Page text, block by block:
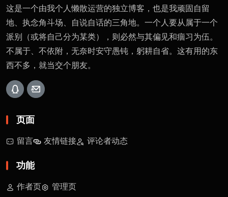
这是一个由我个人懒散运营的独立博客，也是我顽固自留
地、执念角斗场、自说自话的三角地。一个人要从属于一个
派别（或将自己分为某类），则必然与其偏见和痼习为伍。
不属于、不依附，无奈时安守愚钝，躬耕自省。这有用的东
西不多，就当交个朋友。
页面
留言 友情链接 评论者动态
功能
作者页 管理页